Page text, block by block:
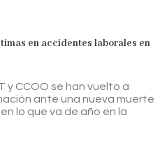
en accidentes laborales en
y CCOO se han vuelto a
ante una nueva muerte
lo que va de año en la